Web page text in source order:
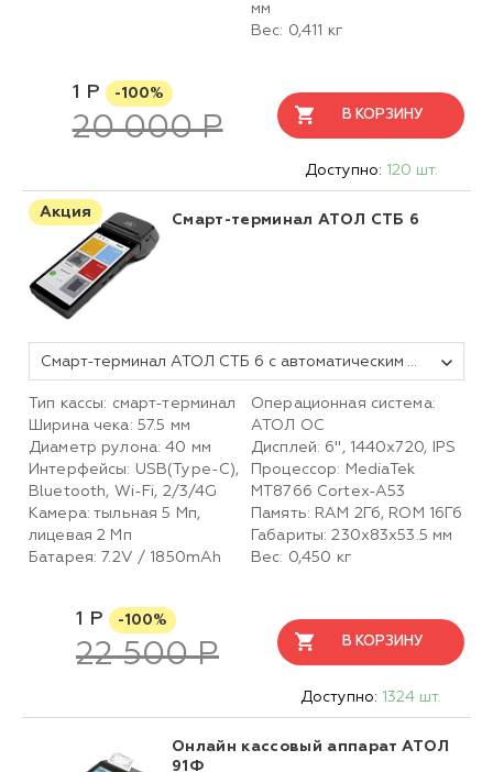
мм
Вес: 0,411 кг
1 Р -100%
20 000 Р В КОРЗИНУ
Доступно: 120 шт.
Акция Смарт-терминал АТОЛ СТБ 6
Смарт-терминал АТОЛ СТБ 6 с автоматическим тарифом SIGMA и ИТС (без ФН, 5.0)
Тип кассы: смарт-терминал
Ширина чека: 57.5 мм
Диаметр рулона: 40 мм
Интерфейсы: USB(Type-C),
Bluetooth, Wi-Fi, 2/3/4G
Камера: тыльная 5 Мп,
лицевая 2 Mп
Батарея: 7.2V / 1850mAh
Операционная система:
АТОЛ ОС
Дисплей: 6", 1440x720, IPS
Процессор: MediaTek
MT8766 Cortex-A53
Память: RAM 2Гб, ROM 16Гб
Габариты: 230х83х53.5 мм
Вес: 0,450 кг
1 Р -100%
22 500 Р В КОРЗИНУ
Доступно: 1324 шт.
Онлайн кассовый аппарат АТОЛ
91Ф